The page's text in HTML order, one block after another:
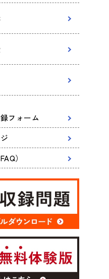
フォーム
）